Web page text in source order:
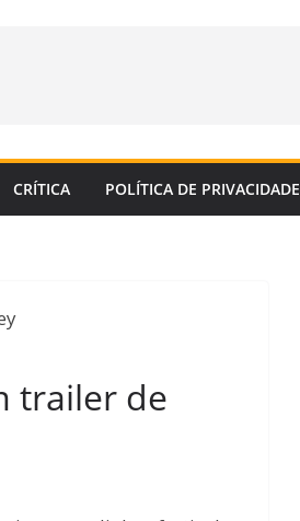
CRÍTICA POLÍTICA DE PRIVACIDADE
trailer de